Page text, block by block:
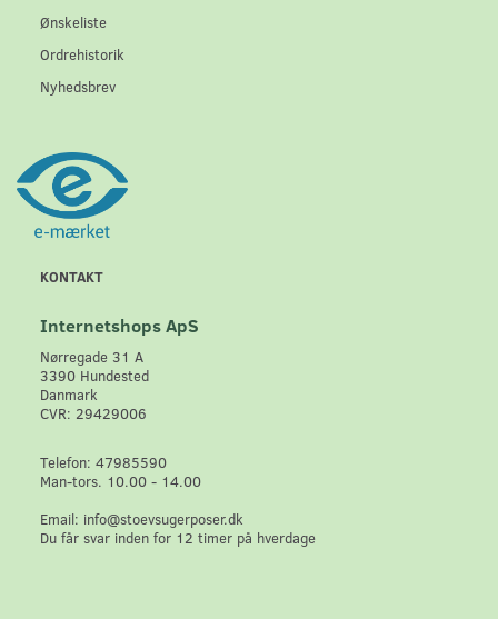
Ønskeliste
Ordrehistorik
Nyhedsbrev
KONTAKT
Internetshops ApS
Nørregade 31 A
3390 Hundested
Danmark
CVR: 29429006
Telefon: 47985590
Man-tors. 10.00 - 14.00
Email: info@stoevsugerposer.dk
Du får svar inden for 12 timer på hverdage